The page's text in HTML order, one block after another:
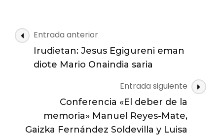
hasi
ditu
Navegación
de
Entrada anterior
Irudietan: Jesus Egigureni eman
diote Mario Onaindia saria
Entrada siguiente
Conferencia «El deber de la
memoria» Manuel Reyes-Mate,
Gaizka Fernández Soldevilla y Luisa